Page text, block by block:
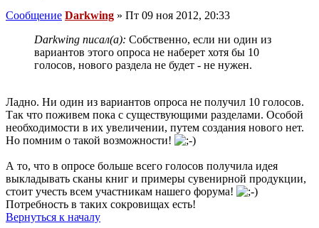
Сообщение Darkwing » Пт 09 ноя 2012, 20:33
Darkwing писал(а): Собственно, если ни один из
вариантов этого опроса не наберет хотя бы 10
голосов, нового раздела не будет - не нужен.
Ладно. Ни один из вариантов опроса не получил 10 голосов.
Так что поживем пока с существующими разделами. Особой
необходимости в их увеличении, путем создания нового нет.
Но помним о такой возможности!
А то, что в опросе больше всего голосов получила идея
выкладывать сканы книг и примеры сувенирной продукции,
стоит учесть всем участникам нашего форума!
Потребность в таких сокровищах есть!
Вернуться к началу